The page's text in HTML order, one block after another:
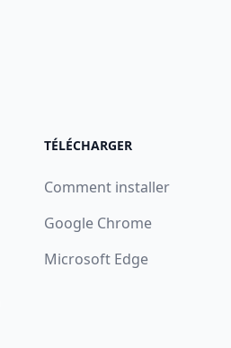
TÉLÉCHARGER
Comment installer
Google Chrome
Microsoft Edge